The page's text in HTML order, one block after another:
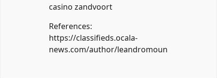
casino zandvoort
References:
https://classifieds.ocala-
news.com/author/leandromoun